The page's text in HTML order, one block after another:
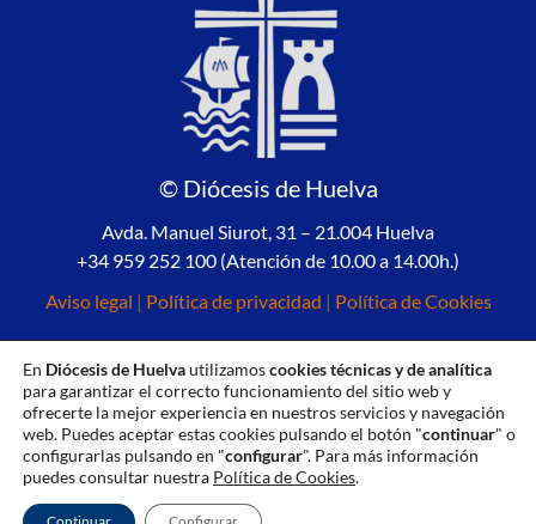
© Diócesis de Huelva
Avda. Manuel Siurot, 31 – 21.004 Huelva
+34 959 252 100 (Atención de 10.00 a 14.00h.)
Aviso legal | Política de privacidad | Política de Cookies
En Diócesis de Huelvautilizamoscookies técnicas y de analítica
para garantizar el correcto funcionamiento del sitio web y
ofrecerte la mejor experiencia en nuestros servicios y navegación
web. Puedes aceptar estas cookies pulsando el botón "continuar" o
configurarlas pulsando en "configurar". Para más información
puedes consultar nuestra Política de Cookies.